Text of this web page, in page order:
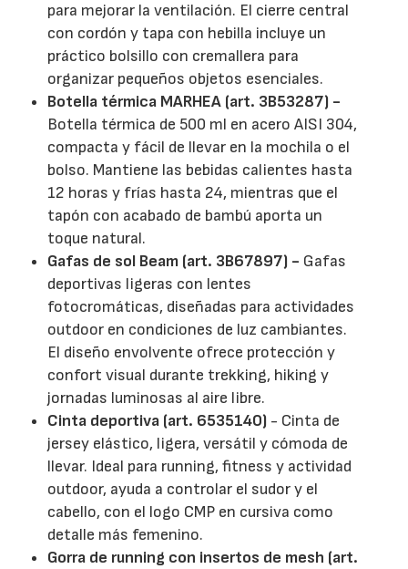
para mejorar la ventilación. El cierre central
con cordón y tapa con hebilla incluye un
práctico bolsillo con cremallera para
organizar pequeños objetos esenciales.
Botella térmica MARHEA (art. 3B53287) -
Botella térmica de 500 ml en acero AISI 304,
compacta y fácil de llevar en la mochila o el
bolso. Mantiene las bebidas calientes hasta
12 horas y frías hasta 24, mientras que el
tapón con acabado de bambú aporta un
toque natural.
Gafas de sol Beam (art. 3B67897) - Gafas
deportivas ligeras con lentes
fotocromáticas, diseñadas para actividades
outdoor en condiciones de luz cambiantes.
El diseño envolvente ofrece protección y
confort visual durante trekking, hiking y
jornadas luminosas al aire libre.
Cinta deportiva (art. 6535140) - Cinta de
jersey elástico, ligera, versátil y cómoda de
llevar. Ideal para running, fitness y actividad
outdoor, ayuda a controlar el sudor y el
cabello, con el logo CMP en cursiva como
detalle más femenino.
Gorra de running con insertos de mesh (art.